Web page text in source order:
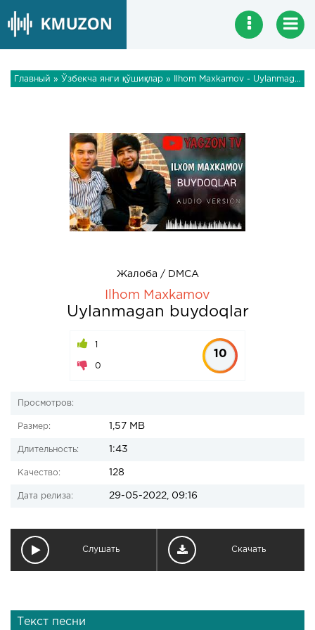
Главный » Ўзбекча янги қўшиқлар » Ilhom Maxkamov - Uylanmagan buydoqlar
Жалоба / DMCA
Ilhom Maxkamov
Uylanmagan buydoqlar
1
0
10
Просмотров:
Размер: 1,57 MB
Длительность: 1:43
Качество: 128
Дата релиза: 29-05-2022, 09:16
Слушать Скачать
Текст песни